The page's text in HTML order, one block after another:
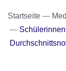
Startseite